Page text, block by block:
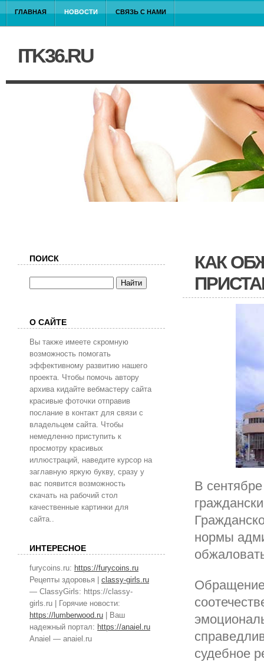
ГЛАВНАЯ НОВОСТИ СВЯЗЬ С НАМИ
ITK36.RU
КАК
В
нормы
судебное
ПОИСК
О САЙТЕ
Вы также имеете скромную
возможность помогать
эффективному развитию нашего
проекта. Чтобы помочь автору
архива кидайте вебмастеру сайта
красивые фоточки отправив
послание в контакт для связи с
владельцем сайта. Чтобы
немедленно приступить к
просмотру красивых
иллюстраций, наведите курсор на
заглавную яркую букву, сразу у
вас появится возможность
скачать на рабочий стол
качественные картинки для
сайта..
ИНТЕРЕСНОЕ
furycoins.ru: https://furycoins.ru
Рецепты здоровья | classy-girls.ru
— ClassyGirls: https://classy-
girls.ru | Горячие новости:
https://lumberwood.ru | Ваш
надежный портал: https://anaiel.ru
Anaiel — anaiel.ru